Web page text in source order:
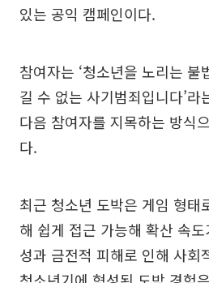
있는 공익 캠페인이다.
참여자는 ‘청소년을 노리는 불
길 수 없는 사기범죄입니다’라
다음 참여자를 지목하는 방식
다.
최근 청소년 도박은 게임 형태
해 쉽게 접근 가능해 확산 속
성과 금전적 피해로 인해 사회